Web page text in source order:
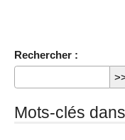
Rechercher :
Mots-clés